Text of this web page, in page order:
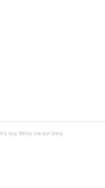
buy items via our links.